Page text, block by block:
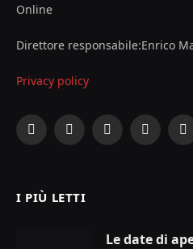
Online
Direttore responsabile:Enrico
Privacy policy
Facebook
X
InstagramYouTube
I PIÙ LETTI
Le date di